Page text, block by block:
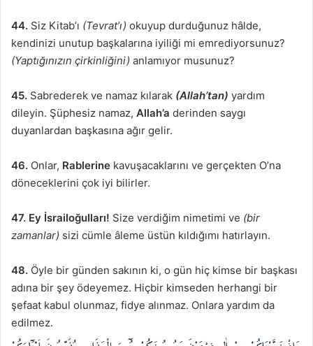
44. Siz Kitab’ı (Tevrat’ı) okuyup durduğunuz hâlde,
kendinizi unutup başkalarına iyiliği mi emrediyorsunuz?
(Yaptığınızın çirkinliğini) anlamıyor musunuz?
45. Sabrederek ve namaz kılarak (Allah’tan) yardım
dileyin. Şüphesiz namaz, Allah’a derinden saygı
duyanlardan başkasına ağır gelir.
46. Onlar, Rablerine kavuşacaklarını ve gerçekten O’na
döneceklerini çok iyi bilirler.
47. Ey İsrailoğulları! Size verdiğim nimetimi ve (bir
zamanlar) sizi cümle âleme üstün kıldığımı hatırlayın.
48. Öyle bir günden sakının ki, o gün hiç kimse bir başkası
adına bir şey ödeyemez. Hiçbir kimseden herhangi bir
şefaat kabul olunmaz, fidye alınmaz. Onlara yardım da
edilmez.